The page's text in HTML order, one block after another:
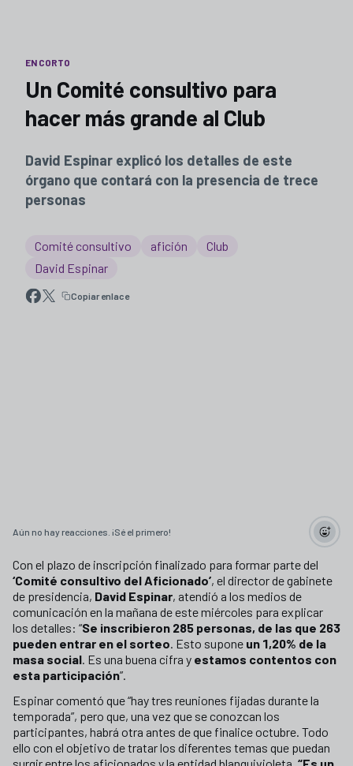
EN CORTO
Un Comité consultivo para
hacer más grande al Club
David Espinar explicó los detalles de este
órgano que contará con la presencia de trece
personas
Comité consultivo afición
Club
David Espinar
Copiar enlace
Aún no hay reacciones. ¡Sé el primero!
Con el plazo de inscripción finalizado para formar parte del
‘Comité consultivo del Aficionado’, el director de gabinete
de presidencia, David Espinar, atendió a los medios de
comunicación en la mañana de este miércoles para explicar
los detalles: “Se inscribieron 285 personas, de las que 263
pueden entrar en el sorteo. Esto supone un 1,20% de la
masa social. Es una buena cifra y estamos contentos con
esta participación”.
Espinar comentó que “hay tres reuniones fijadas durante la
temporada”, pero que, una vez que se conozcan los
participantes, habrá otra antes de que finalice octubre. Todo
ello con el objetivo de tratar los diferentes temas que puedan